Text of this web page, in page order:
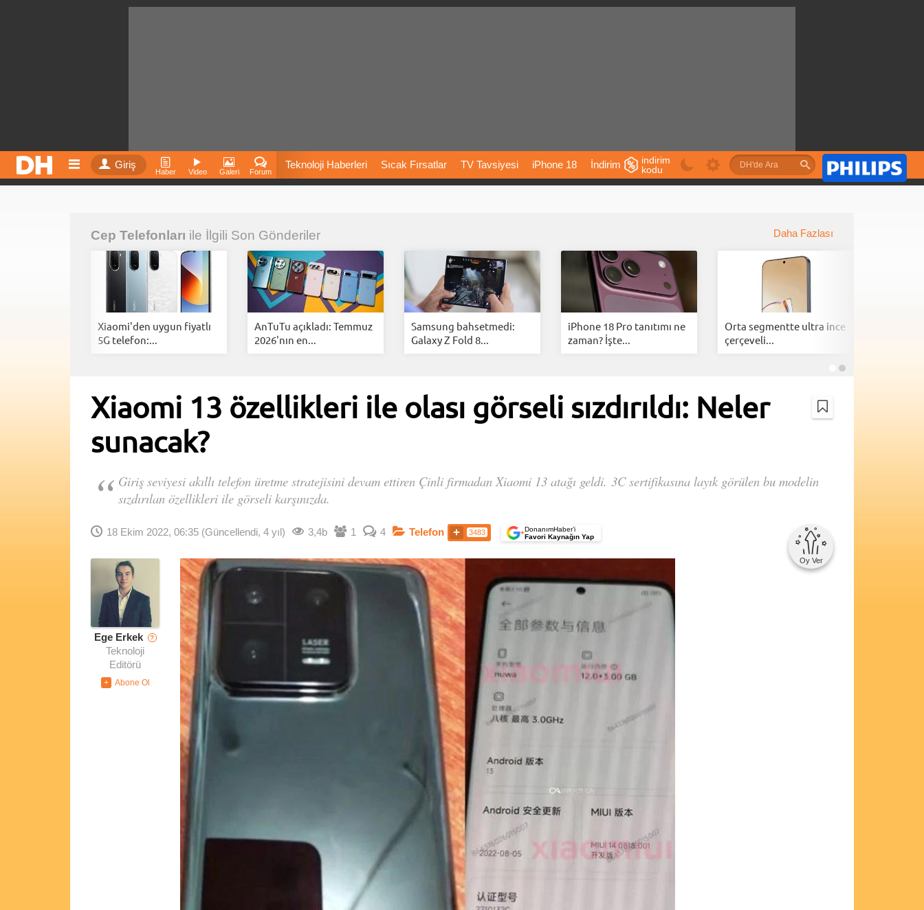
Giriş
Haber Video Galeri Forum
Teknoloji Haberleri Sıcak Fırsatlar TV Tavsiyesi iPhone 18 İndirim
Fiyatları
İnstagram Dondurma İnstagram Çöktü Mü
indirim
kodu
Cep Telefonları ile İlgili Son Gönderiler Daha Fazlası
Xiaomi'den uygun fiyatlı
5G telefon:...
AnTuTu açıkladı: Temmuz
2026'nın en...
Samsung bahsetmedi:
Galaxy Z Fold 8...
iPhone 18 Pro tanıtımı ne
zaman? İşte...
Orta segmentte ultra ince
çerçeveli...
Xiaomi 13 özellikleri ile olası görseli sızdırıldı: Neler
sunacak?
Giriş seviyesi akıllı telefon üretme stratejisini devam ettiren Çinli firmadan Xiaomi 13 atağı geldi. 3C sertifikasına layık görülen bu modelin
sızdırılan özellikleri ile görseli karşınızda.
18 Ekim 2022, 06:35 (Güncellendi, 4 yıl) 3,4b 1 4 Telefon 3483 +DonanımHaber’i
Favori Kaynağın Yap
Oy Ver
Ege Erkek ?
Teknoloji
Editörü